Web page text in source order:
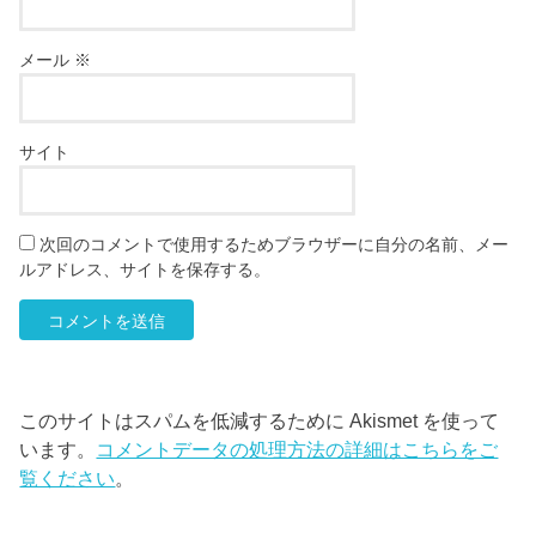
メール ※
サイト
次回のコメントで使用するためブラウザーに自分の名前、メー
ルアドレス、サイトを保存する。
このサイトはスパムを低減するために Akismet を使って
います。 コメントデータの処理方法の詳細はこちらをご
覧ください。